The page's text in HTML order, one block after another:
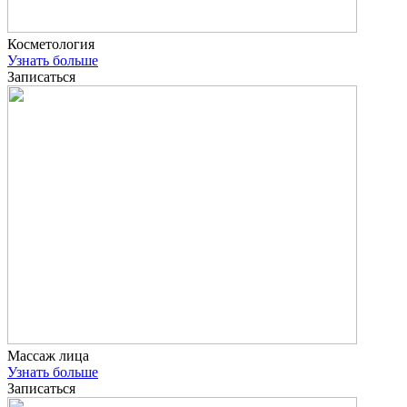
Косметология
Узнать больше
Записаться
Массаж лица
Узнать больше
Записаться